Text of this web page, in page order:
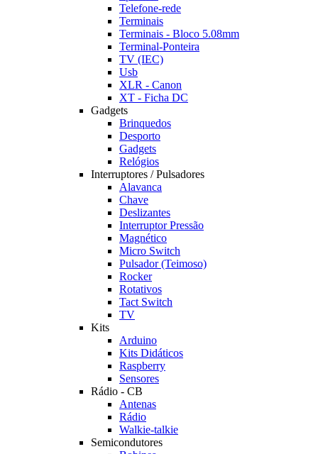
Telefone-rede
Terminais
Terminais - Bloco 5.08mm
Terminal-Ponteira
TV (IEC)
Usb
XLR - Canon
XT - Ficha DC
Gadgets
Brinquedos
Desporto
Gadgets
Relógios
Interruptores / Pulsadores
Alavanca
Chave
Deslizantes
Interruptor Pressão
Magnético
Micro Switch
Pulsador (Teimoso)
Rocker
Rotativos
Tact Switch
TV
Kits
Arduino
Kits Didáticos
Raspberry
Sensores
Rádio - CB
Antenas
Rádio
Walkie-talkie
Semicondutores